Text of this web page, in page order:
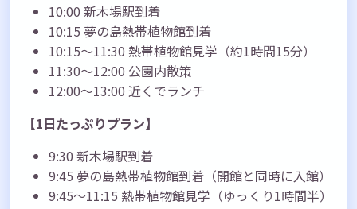
10:00 新木場駅到着
10:15 夢の島熱帯植物館到着
10:15〜11:30 熱帯植物館見学（約1時間15分）
11:30〜12:00 公園内散策
12:00〜13:00 近くでランチ
【1日たっぷりプラン】
9:30 新木場駅到着
9:45 夢の島熱帯植物館到着（開館と同時に入館）
9:45〜11:15 熱帯植物館見学（ゆっくり1時間半）